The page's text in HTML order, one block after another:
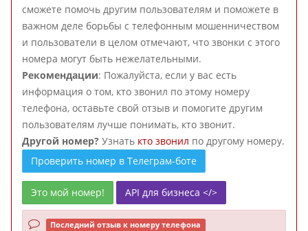
сможете помочь другим пользователям и поможете в
важном деле борьбы с телефонным мошенничеством
и пользователи в целом отмечают, что звонки с этого
номера могут быть нежелательными.
Рекомендации: Пожалуйста, если у вас есть
информация о том, кто звонил по этому номеру
телефона, оставьте свой отзыв и помогите другим
пользователям лучше понимать, кто звонит.
Другой номер? Узнать кто звонил по другому номеру.
Проверить номер в Телеграм-боте
Это мой номер! API для бизнеса </>
Последний отзыв к номеру телефона